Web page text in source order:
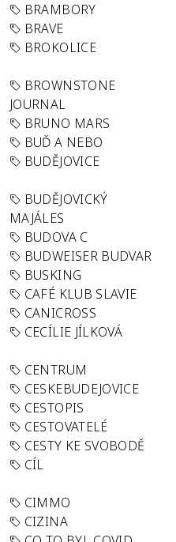
BRAMBORY
BRAVE
BROKOLICE
BROWNSTONE
JOURNAL
BRUNO MARS
BUĎ A NEBO
BUDĚJOVICE
BUDĚJOVICKÝ
MAJÁLES
BUDOVA C
BUDWEISER BUDVAR
BUSKING
CAFÉ KLUB SLAVIE
CANICROSS
CECÍLIE JÍLKOVÁ
CENTRUM
CESKEBUDEJOVICE
CESTOPIS
CESTOVATELÉ
CESTY KE SVOBODĚ
CÍL
CIMMO
CIZINA